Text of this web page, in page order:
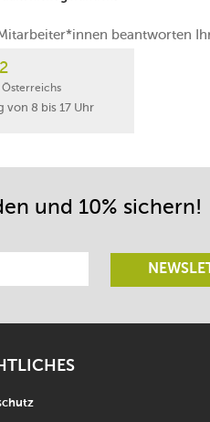
beantworten
Österreichs
von 8 bis 17 Uhr
und 10% sichern!